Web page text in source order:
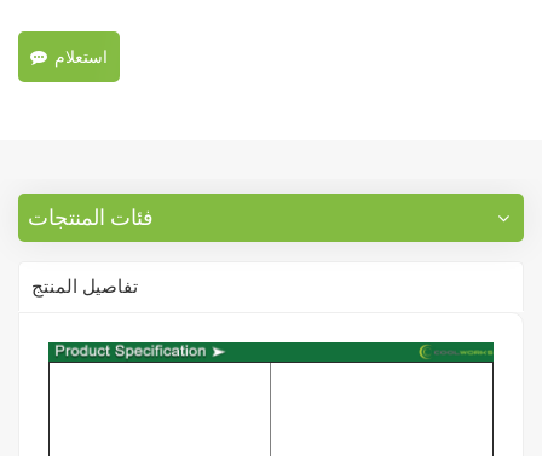
استعلام
فئات المنتجات
تفاصيل المنتج